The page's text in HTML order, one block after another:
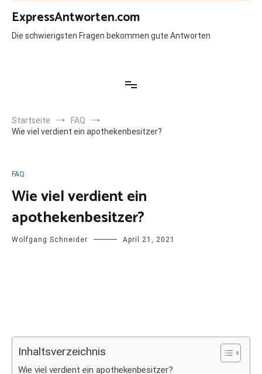
Zum
Inhalt
springen
ExpressAntworten.com
Die schwierigsten Fragen bekommen gute Antworten
Startseite
FAQ
Wie viel verdient ein apothekenbesitzer?
FAQ
Wie viel verdient ein
apothekenbesitzer?
Wolfgang Schneider April 21, 2021
Inhaltsverzeichnis
Wie viel verdient ein apothekenbesitzer?